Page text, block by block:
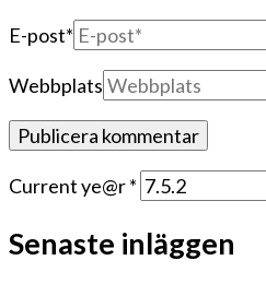
E-post*
Webbplats
Current ye@r*
Senaste inläggen